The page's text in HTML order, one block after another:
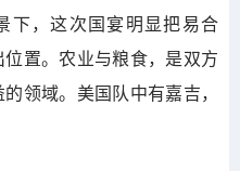
下，这次国宴明显把易合
置。农业与粮食，是双方
领域。美国队中有嘉吉，